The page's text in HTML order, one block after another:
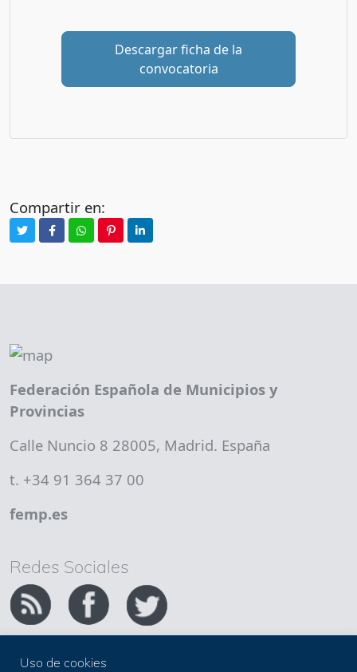
Descargar ficha de la
convocatoria
Compartir en:
Federación Española de Municipios y
Provincias
Calle Nuncio 8 28005, Madrid. España
t. +34 91 364 37 00
femp.es
Redes Sociales
Uso de cookies